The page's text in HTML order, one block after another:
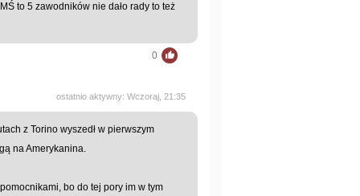
to 5 zawodników nie dało rady to też
0
ostatnio aktywny: Wczoraj, 21:35
z Torino wyszedł w pierwszym
na Amerykanina.
bo do tej pory im w tym